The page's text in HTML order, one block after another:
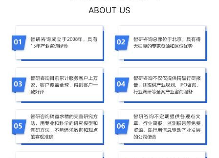
ABOUT US